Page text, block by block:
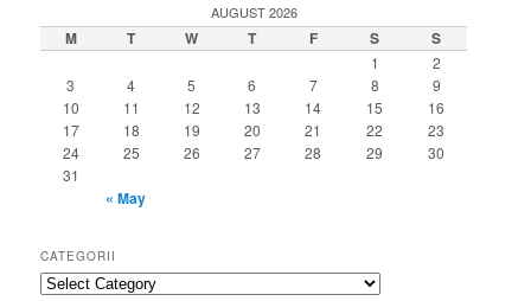
AUGUST 2026
M T W T F S S
1
2
3
4 5 6 7 8
9
10
11 12 13 14 15
16
17
18 19 20 21 22
23
24
25 26 27 28 29
30
31
« May
CATEGORII
categorii